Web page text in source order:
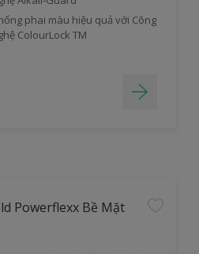
phai màu hiệu quả với Công
ColourLock TM
Powerflexx Bề Mặt